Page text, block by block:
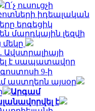
Ո՛չ ուսուցչի
իդեալական
երգեցիկ
մարդկային լեզվի
է սապատավոր
9-ի
աստղերն այսօր
Արգամ
է